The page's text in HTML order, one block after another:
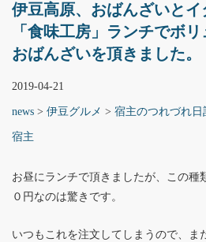
伊豆高原、おばんざいと
「食味工房」ランチでボ
おばんざいを頂きました。
2019-04-21
news > 伊豆グルメ > 宿主のつれづれ日
宿主
お昼にランチで頂きましたが、この種
０円なのは驚きです。
いつもこれを注文してしまうので、ま